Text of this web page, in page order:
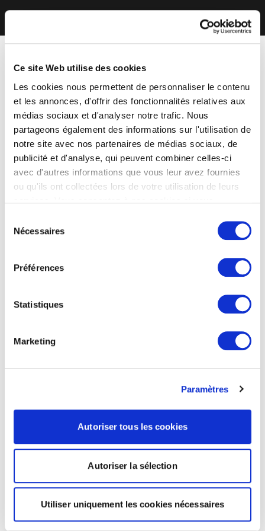
Ce site Web utilise des cookies
Les cookies nous permettent de personnaliser le contenu
et les annonces, d'offrir des fonctionnalités relatives aux
médias sociaux et d'analyser notre trafic. Nous
partageons également des informations sur l'utilisation de
notre site avec nos partenaires de médias sociaux, de
publicité et d'analyse, qui peuvent combiner celles-ci
avec d'autres informations que vous leur avez fournies
ou qu'ils ont collectées lors de votre utilisation de leurs
Nécessaires
Préférences
Statistiques
Marketing
Paramètres
Autoriser tous les cookies
Autoriser la sélection
Utiliser uniquement les cookies nécessaires